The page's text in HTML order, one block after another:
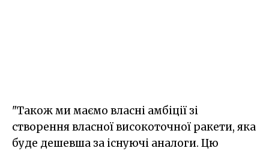
"Також ми маємо власні амбіції зі
створення власної високоточної ракети, яка
буде дешевша за існуючі аналоги. Цю